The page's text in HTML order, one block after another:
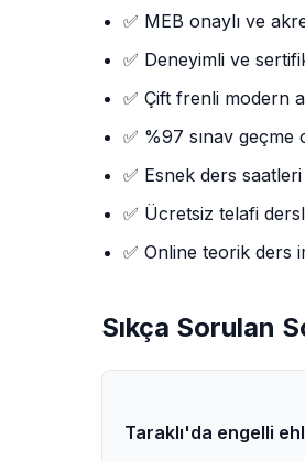
✅ MEB onaylı ve
✅ Deneyimli ve
✅ Çift frenli modern
✅ %97 sınav geçme
✅ Esnek ders saatleri
✅ Ücretsiz telafi
✅ Online teorik ders
Sıkça Sorulan
Taraklı'da engelli